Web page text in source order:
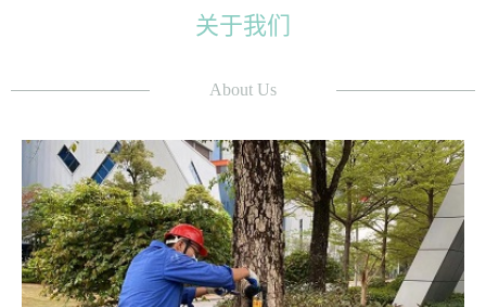
关于我们
About Us